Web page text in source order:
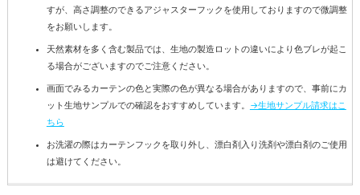
すが、高さ調整のできるアジャスターフックを使用しておりますので微調整
をお願いします。
天然素材を多く含む製品では、生地の製造ロットの違いにより色ブレが起こ
る場合がございますのでご注意ください。
画面でみるカーテンの色と実際の色が異なる場合がありますので、事前にカ
ット生地サンプルでの確認をおすすめしています。 →生地サンプル請求はこ
ちら
お洗濯の際はカーテンフックを取り外し、漂白剤入り洗剤や漂白剤のご使用
は避けてください。